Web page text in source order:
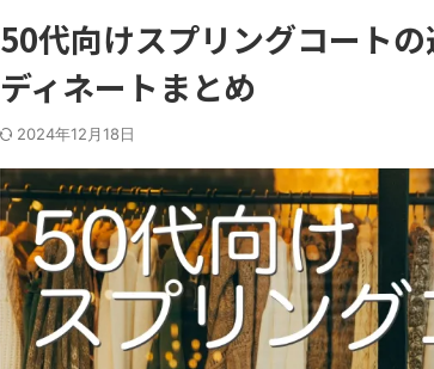
50代向けスプリングコート
ディネートまとめ
2024年12月18日